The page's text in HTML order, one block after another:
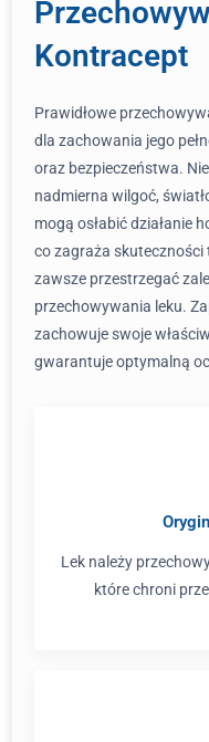
Kontracept
Prawidłowe
dla zachowania jego
oraz bezpieczeństwa.
nadmierna wilgoć,
mogą osłabić działanie
co zagraża skuteczności
zawsze przestrzegać
przechowywania leku.
zachowuje swoje
gwarantuje optymalną
Lek należy
które chroni